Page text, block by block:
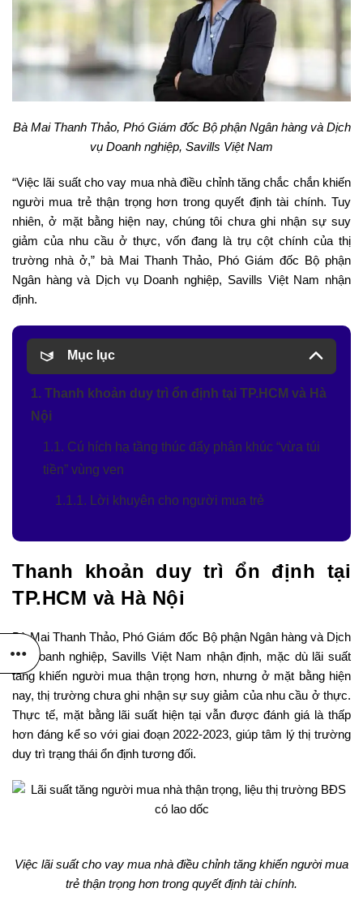
Bà Mai Thanh Thảo, Phó Giám đốc Bộ phận Ngân hàng và Dịch
vụ Doanh nghiệp, Savills Việt Nam
“Việc lãi suất cho vay mua nhà điều chỉnh tăng chắc chắn khiến
người mua trẻ thận trọng hơn trong quyết định tài chính. Tuy
nhiên, ở mặt bằng hiện nay, chúng tôi chưa ghi nhận sự suy
giảm của nhu cầu ở thực, vốn đang là trụ cột chính của thị
trường nhà ở,” bà Mai Thanh Thảo, Phó Giám đốc Bộ phận
Ngân hàng và Dịch vụ Doanh nghiệp, Savills Việt Nam nhận
định.
Mục lục
1. Thanh khoản duy trì ổn định tại TP.HCM và Hà
Nội
1.1. Cú hích hạ tầng thúc đẩy phân khúc “vừa túi
tiền” vùng ven
1.1.1. Lời khuyên cho người mua trẻ
Thanh khoản duy trì ổn định tại
TP.HCM và Hà Nội
Bà Mai Thanh Thảo, Phó Giám đốc Bộ phận Ngân hàng và Dịch
vụ Doanh nghiệp, Savills Việt Nam nhận định, mặc dù lãi suất
tăng khiến người mua thận trọng hơn, nhưng ở mặt bằng hiện
nay, thị trường chưa ghi nhận sự suy giảm của nhu cầu ở thực.
Thực tế, mặt bằng lãi suất hiện tại vẫn được đánh giá là thấp
hơn đáng kể so với giai đoạn 2022-2023, giúp tâm lý thị trường
duy trì trạng thái ổn định tương đối.
Việc lãi suất cho vay mua nhà điều chỉnh tăng khiến người mua
trẻ thận trọng hơn trong quyết định tài chính.